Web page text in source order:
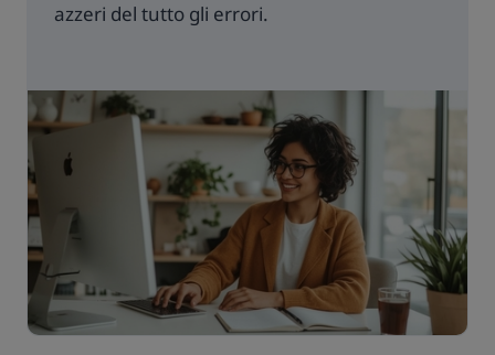
azzeri del tutto gli errori.